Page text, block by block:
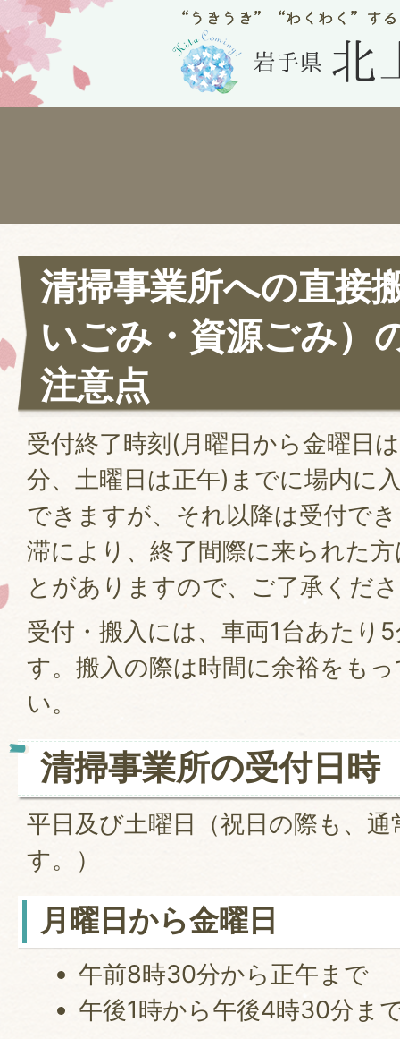
清掃事業所への直接
いごみ・資源ごみ）
注意点
受付終了時刻(月曜日から金曜日
分、土曜日は正午)までに場内に
できますが、それ以降は受付で
滞により、終了間際に来られた
とがありますので、ご了承くだ
受付・搬入には、車両1台あたり
す。搬入の際は時間に余裕をも
い。
清掃事業所の受付日時
平日及び土曜日（祝日の際も、
す。）
月曜日から金曜日
午前8時30分から正午まで
午後1時から午後4時30分ま